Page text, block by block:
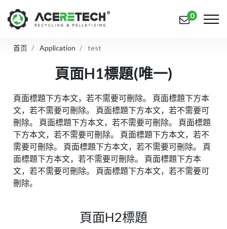
解决方案
知识中心
关于我们
联系我们
русский язык Español
0
首页 Application test
頁面H1標題(唯一)
頁面標題下方本文，若不需要可刪除。 頁面標題下方本
文，若不需要可刪除。
頁面標題下方本文，若不需要可
刪除。
頁面標題下方本文，若不需要可刪除。
頁面標題
下方本文，若不需要可刪除。
頁面標題下方本文，若不
需要可刪除。
頁面標題下方本文，若不需要可刪除。
頁
面標題下方本文，若不需要可刪除。
頁面標題下方本
文，若不需要可刪除。
頁面標題下方本文，若不需要可
刪除。
頁面H2標題